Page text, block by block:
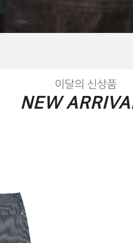
이달의 신상품
NEW